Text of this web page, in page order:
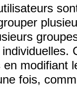
modifiant
fois,